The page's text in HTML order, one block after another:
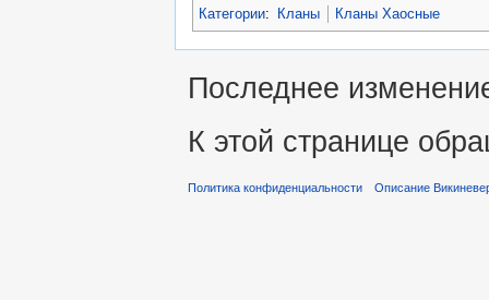
Категории: Кланы Кланы Хаосные
Последнее
К этой странице
Политика конфиденциальности Описание